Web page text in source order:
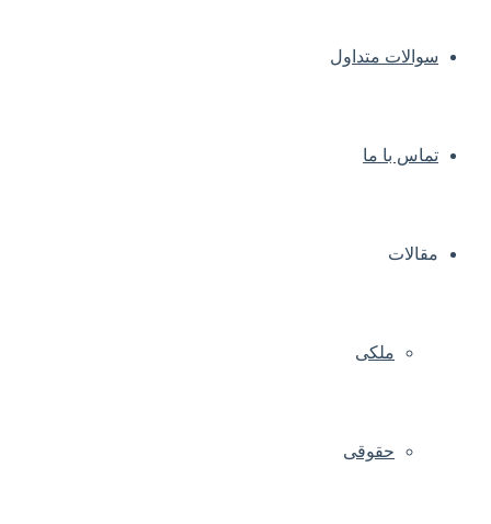
سوالات متداول
تماس با ما
مقالات
ملکی
حقوقی